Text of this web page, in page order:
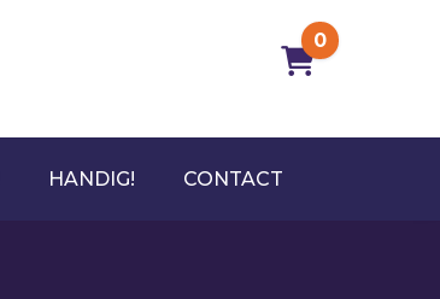
0
HANDIG! CONTACT